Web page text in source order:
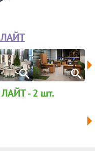
- 2 шт.